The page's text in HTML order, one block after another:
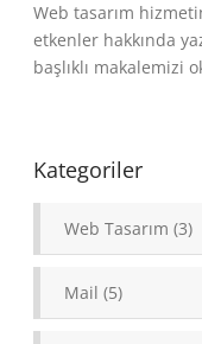
Web tasarım
etkenler hakkında
başlıklı makalemizi
Kategoriler
Web Tasarım (3)
Mail (5)